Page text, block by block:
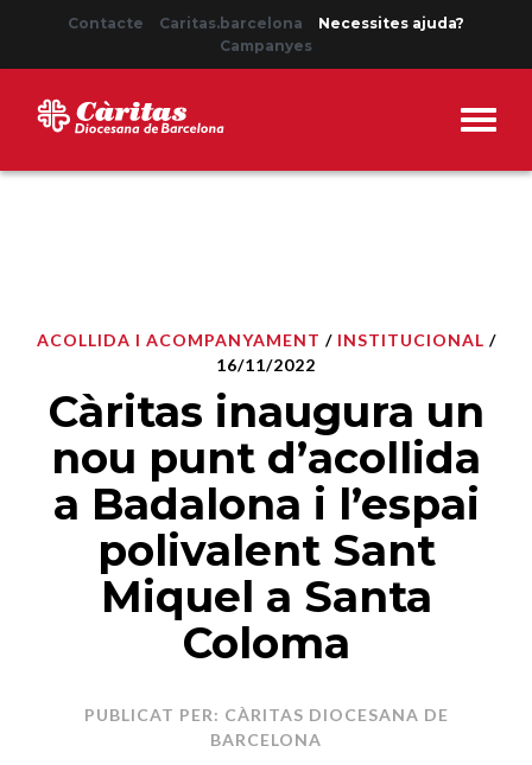
Contacte Caritas.barcelona
Necessites ajuda?
Campanyes
ACOLLIDA I ACOMPANYAMENT / INSTITUCIONAL /
16/11/2022
Càritas inaugura un
nou punt d’acollida
a Badalona i l’espai
polivalent Sant
Miquel a Santa
Coloma
PUBLICAT PER: CÀRITAS DIOCESANA DE
BARCELONA